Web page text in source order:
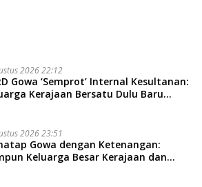
2026 22:12
Gowa ‘Semprot’ Internal Kesultanan:
Kerajaan Bersatu Dulu Baru
2026 23:51
Gowa dengan Ketenangan:
Keluarga Besar Kerajaan dan